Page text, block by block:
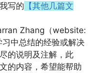
写的 【其他几篇文
Zhang（website:
中总结的经验或解决
的说明及注解，此
的内容，希望能帮助